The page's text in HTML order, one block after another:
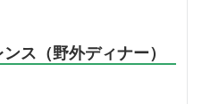
ス（野外ディナー）